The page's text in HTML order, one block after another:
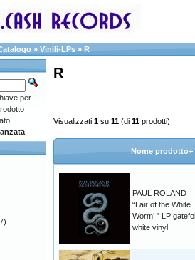
» Vinili-LPs » R
R
Visualizzati 1 su 11 (di 11 prodotti)
Nome prodotto+
PAUL ROLAND
“Lair of the White
Worm’ " LP
white vinyl
per